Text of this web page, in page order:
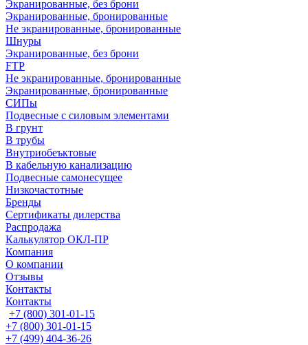
Экранированные, без брони
Экранированные, бронированные
Не экранированные, бронированные
Шнуры
Экранированные, без брони
FTP
Не экранированные, бронированные
Экранированные, бронированные
СИПы
Подвесные с силовым элементами
В грунт
В трубы
Внутриобеъктовые
В кабельную канализацию
Подвесные самонесущее
Низкочастотные
Бренды
Сертификаты дилерства
Распродажа
Калькулятор ОКЛ-ПР
Компания
О компании
Отзывы
Контакты
Контакты
+7 (800) 301-01-15
+7 (800) 301-01-15
+7 (499) 404-36-26